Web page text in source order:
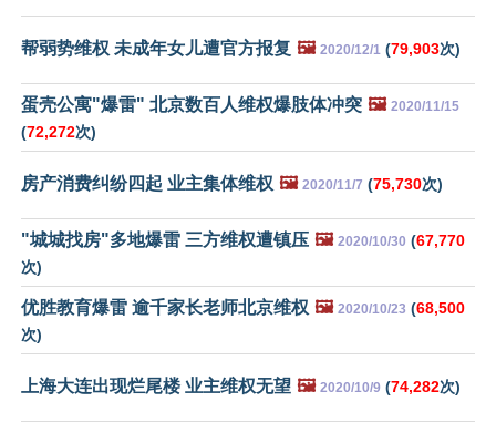
帮弱势维权 未成年女儿遭官方报复 🖼️ 2020/12/1 (79,903次)
蛋壳公寓"爆雷" 北京数百人维权爆肢体冲突 🖼️ 2020/11/15
(72,272次)
房产消费纠纷四起 业主集体维权 🖼️ 2020/11/7 (75,730次)
"城城找房"多地爆雷 三方维权遭镇压 🖼️ 2020/10/30 (67,770
次)
优胜教育爆雷 逾千家长老师北京维权 🖼️ 2020/10/23 (68,500
次)
上海大连出现烂尾楼 业主维权无望 🖼️ 2020/10/9 (74,282次)